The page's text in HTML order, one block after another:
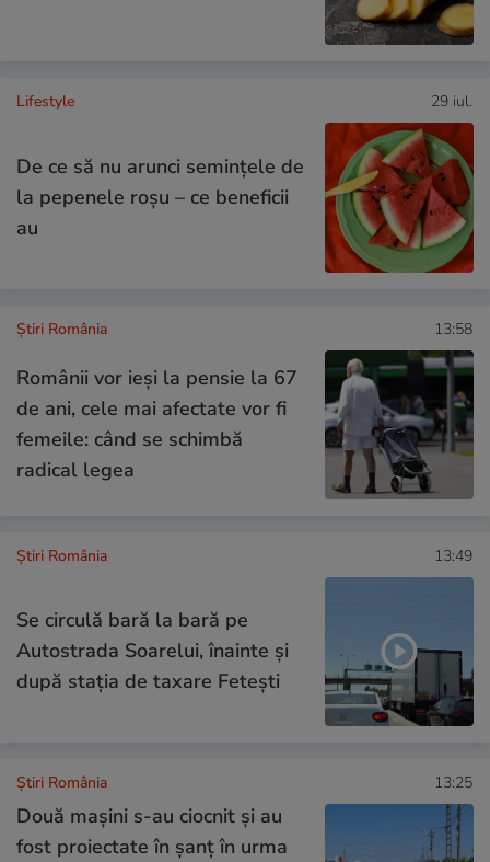
Lifestyle 29 iul.
De ce să nu arunci semințele de
la pepenele roșu – ce beneficii
au
Știri România 13:58
Românii vor ieși la pensie la 67
de ani, cele mai afectate vor fi
femeile: când se schimbă
radical legea
Știri România 13:49
Se circulă bară la bară pe
Autostrada Soarelui, înainte și
după stația de taxare Fetești
Știri România 13:25
Două mașini s-au ciocnit și au
fost proiectate în șanț în urma